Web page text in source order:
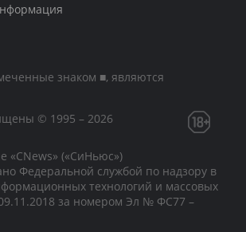
знаком ■, являются
© 1995 – 2026
«CNews» («СиНьюс»)
Федеральной службой по надзору в
технологий и массовых
за номером Эл № ФС77 –